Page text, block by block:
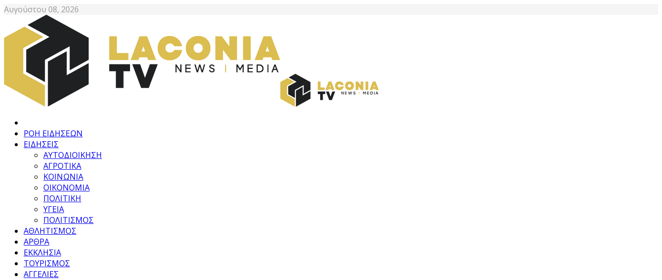
Αυγούστου 08, 2026
ΡΟΗ ΕΙΔΗΣΕΩΝ
ΕΙΔΗΣΕΙΣ
ΑΥΤΟΔΙΟΙΚΗΣΗ
ΑΓΡΟΤΙΚΑ
ΚΟΙΝΩΝΙΑ
ΟΙΚΟΝΟΜΙΑ
ΠΟΛΙΤΙΚΗ
ΥΓΕΙΑ
ΠΟΛΙΤΙΣΜΟΣ
ΑΘΛΗΤΙΣΜΟΣ
ΑΡΘΡΑ
ΕΚΚΛΗΣΙΑ
ΤΟΥΡΙΣΜΟΣ
ΑΓΓΕΛΙΕΣ